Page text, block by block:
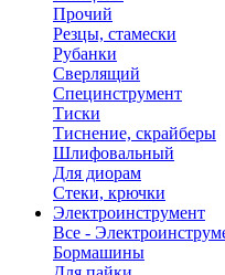
Прочий
Резцы, стамески
Рубанки
Сверлящий
Специнструмент
Тиски
Тиснение, скрайберы
Шлифовальный
Для диорам
Стеки, крючки
Электроинструмент
Все -
Бормашины